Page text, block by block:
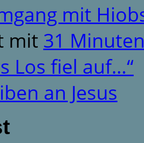
mit
mit 31
Los fiel auf…“
an Jesus